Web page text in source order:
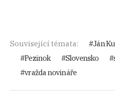
Související témata: Ján
Pezinok
Slovensko
vražda novináře